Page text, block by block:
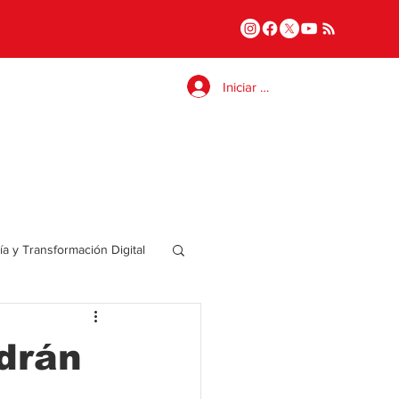
Iniciar sesión
y Transformación Digital